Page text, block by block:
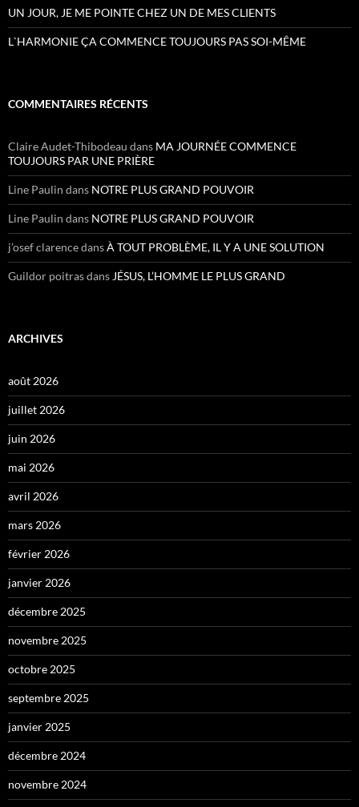
UN JOUR, JE ME POINTE CHEZ UN DE MES CLIENTS
L`HARMONIE ÇA COMMENCE TOUJOURS PAS SOI-MÊME
COMMENTAIRES RÉCENTS
Claire Audet-Thibodeau dans MA JOURNÉE COMMENCE
TOUJOURS PAR UNE PRIÈRE
Line Paulin dans NOTRE PLUS GRAND POUVOIR
Line Paulin dans NOTRE PLUS GRAND POUVOIR
j’osef clarencedansÀ TOUT PROBLÈME, IL Y A UNE SOLUTION
Guildor poitrasdans JÉSUS, L’HOMME LE PLUS GRAND
ARCHIVES
août 2026
juillet 2026
juin 2026
mai 2026
avril 2026
mars 2026
février 2026
janvier 2026
décembre 2025
novembre 2025
octobre 2025
septembre 2025
janvier 2025
décembre 2024
novembre 2024